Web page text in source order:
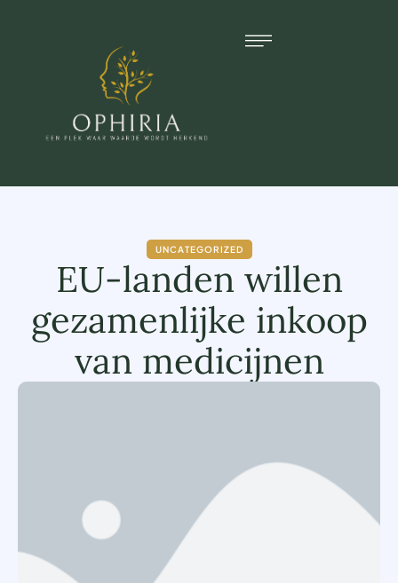
UNCATEGORIZED
EU-landen willen
gezamenlijke inkoop
van medicijnen